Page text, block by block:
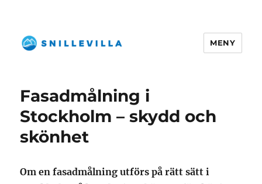
MENY
Fasadmålning i
Stockholm – skydd och
skönhet
Om en fasadmålning utförs på rätt sätt i